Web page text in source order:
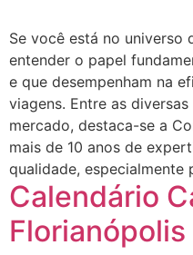
Se você está no universo
entender o papel
e que desempenham na
viagens. Entre as
mercado, destaca-se a
mais de 10 anos de
qualidade, especialmente
Calendário
Florianópolis